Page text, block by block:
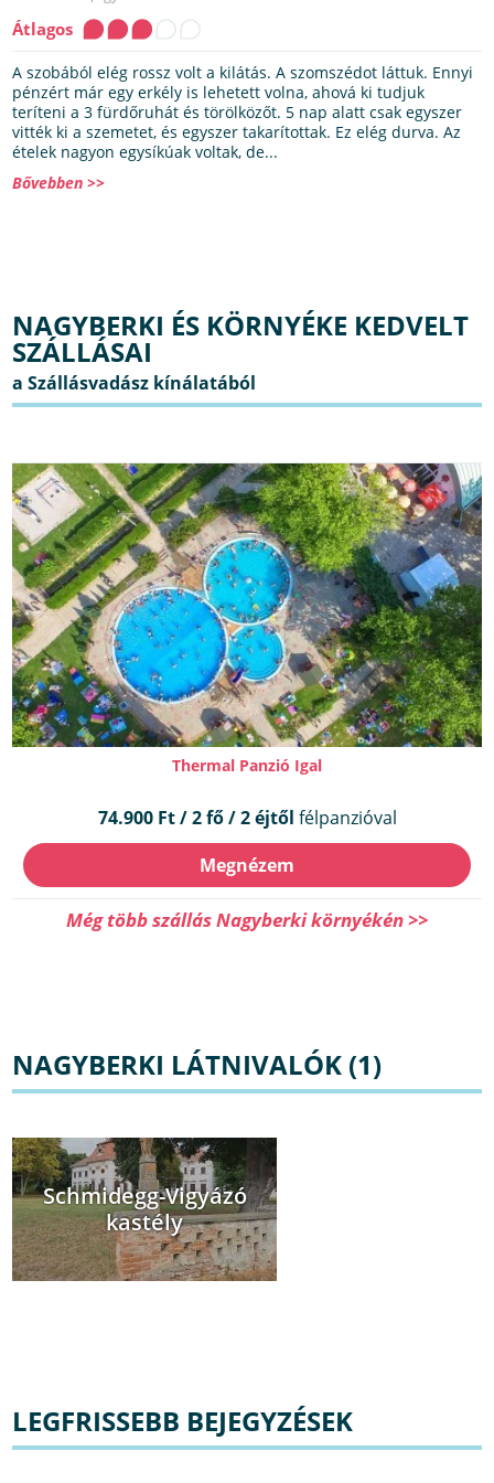
Átlagos
A szobából elég rossz volt a kilátás. A szomszédot láttuk. Ennyi
pénzért már egy erkély is lehetett volna, ahová ki tudjuk
teríteni a 3 fürdőruhát és törölközőt. 5 nap alatt csak egyszer
vitték ki a szemetet, és egyszer takarítottak. Ez elég durva. Az
ételek nagyon egysíkúak voltak, de...
Bővebben >>
NAGYBERKI ÉS KÖRNYÉKE KEDVELT
SZÁLLÁSAI
Thermal Panzió Igal
74.900 Ft / 2 fő / 2 éjtől félpanzióval
Megnézem
Még több szállás Nagyberki környékén >>
NAGYBERKI LÁTNIVALÓK (1)
Schmidegg-Vigyázó
kastély
LEGFRISSEBB BEJEGYZÉSEK